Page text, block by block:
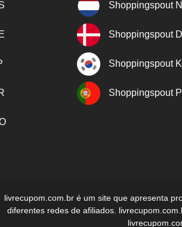
Shoppingspout
Shoppingspout
Shoppingspout
Shoppingspout
livrecupom.com.br é um site que apresenta
diferentes redes de afiliados.